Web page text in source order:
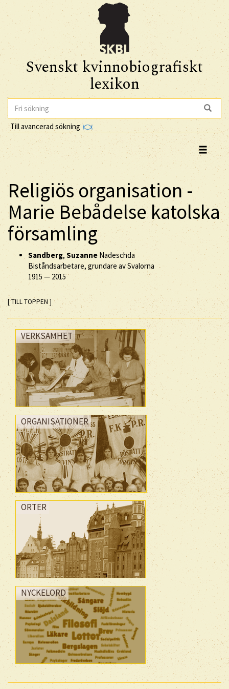
Svenskt kvinnobiografiskt
lexikon
Till avancerad sökning
Religiös organisation -
Marie Bebådelse katolska
församling
Sandberg,Suzanne Nadeschda
Biståndsarbetare, grundare av Svalorna
1915 — 2015
[ TILL TOPPEN ]
VERKSAMHET
ORGANISATIONER
ORTER
NYCKELORD